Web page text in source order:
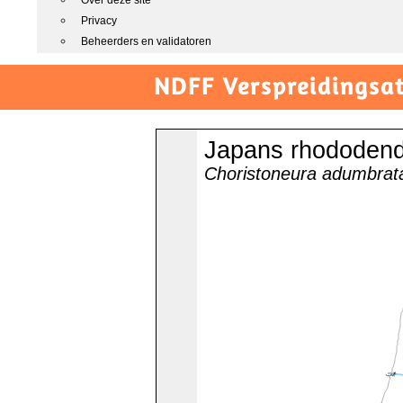
Privacy
Beheerders en validatoren
NDFF